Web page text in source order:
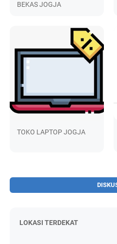
BEKAS JOGJA
TOKO LAPTOP JOGJA
LOKASI TERDEKAT